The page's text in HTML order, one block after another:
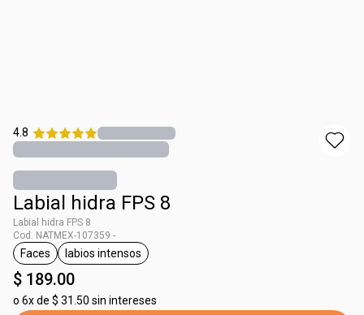
4.8
Labial hidra FPS 8
Labial hidra FPS 8
Cod. NATMEX-107359 -
etiqueta Faces
Faces
etiqueta labios intensos
labios intensos
$ 189.00
o 6x de $ 31.50 sin intereses